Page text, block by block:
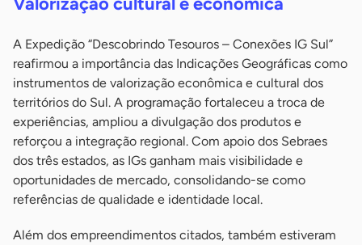
A Expedição “Descobrindo Tesouros – Conexões IG Sul”
reafirmou a importância das Indicações Geográficas como
instrumentos de valorização econômica e cultural dos
territórios do Sul. A programação fortaleceu a troca de
experiências, ampliou a divulgação dos produtos e
reforçou a integração regional. Com apoio dos Sebraes
dos três estados, as IGs ganham mais visibilidade e
oportunidades de mercado, consolidando-se como
referências de qualidade e identidade local.
Além dos empreendimentos citados, também estiveram